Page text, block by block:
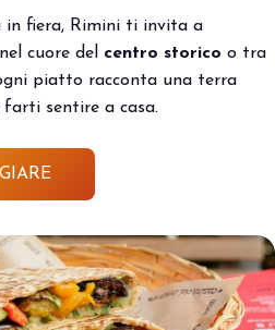
in fiera, Rimini ti invita a
cuore del centro storico o tra
piatto racconta una terra
farti sentire a casa.